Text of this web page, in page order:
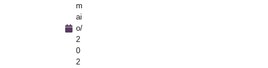
m
ai
o/
2
0
2